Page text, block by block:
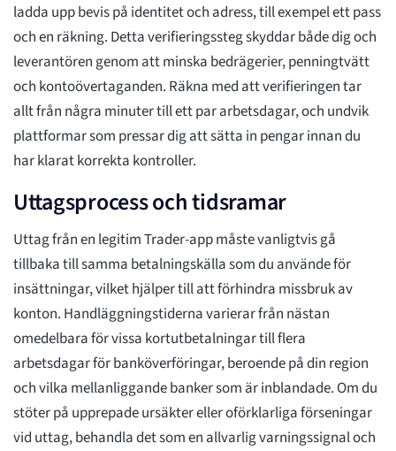
ladda upp bevis på identitet och adress, till exempel ett pass
och en räkning. Detta verifieringssteg skyddar både dig och
leverantören genom att minska bedrägerier, penningtvätt
och kontoövertaganden. Räkna med att verifieringen tar
allt från några minuter till ett par arbetsdagar, och undvik
plattformar som pressar dig att sätta in pengar innan du
har klarat korrekta kontroller.
Uttagsprocess och tidsramar
Uttag från en legitim Trader-app måste vanligtvis gå
tillbaka till samma betalningskälla som du använde för
insättningar, vilket hjälper till att förhindra missbruk av
konton. Handläggningstiderna varierar från nästan
omedelbara för vissa kortutbetalningar till flera
arbetsdagar för banköverföringar, beroende på din region
och vilka mellanliggande banker som är inblandade. Om du
stöter på upprepade ursäkter eller oförklarliga förseningar
vid uttag, behandla det som en allvarlig varningssignal och